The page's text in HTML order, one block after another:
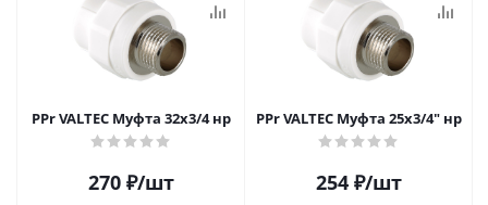
PPr VALTEC Муфта 32х3/4 нр
270₽/шт
PPr VALTEC Муфта 25х3/4" нр
254₽/шт